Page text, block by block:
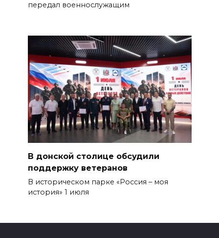
передал военнослужащим
В донской столице обсудили
поддержку ветеранов
В историческом парке «Россия – моя
история» 1 июля